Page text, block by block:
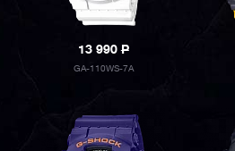
13 990P
GA-110WS-7A